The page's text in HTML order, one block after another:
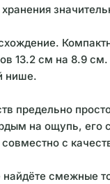
13.2 см на 8.9
нише.
предельно
на ощупь,
совместно с
смежные